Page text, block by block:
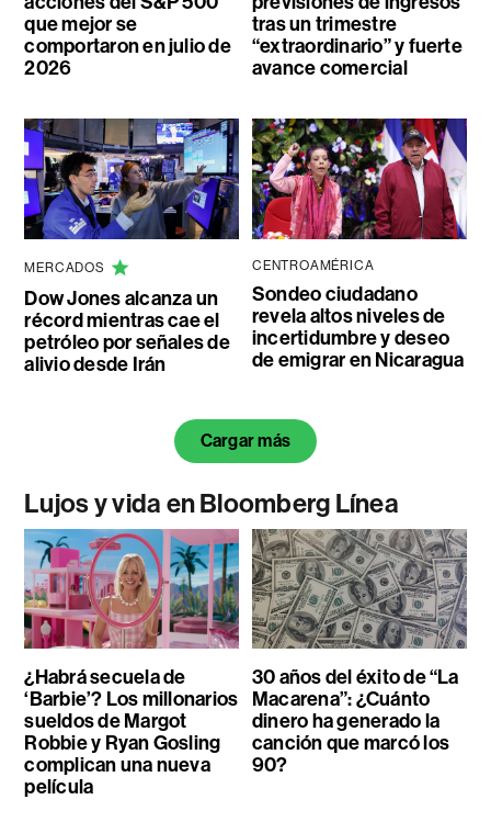
que mejor se
comportaron en julio de
2026
tras un trimestre
“extraordinario” y fuerte
avance comercial
MERCADOS
Dow Jones alcanza un
récord mientras cae el
petróleo por señales de
alivio desde Irán
CENTROAMÉRICA
Sondeo ciudadano
revela altos niveles de
incertidumbre y deseo
de emigrar en Nicaragua
Cargar más
Lujos y vida en Bloomberg Línea
¿Habrá secuela de
‘Barbie’? Los millonarios
sueldos de Margot
Robbie y Ryan Gosling
complican una nueva
película
30 años del éxito de “La
Macarena”: ¿Cuánto
dinero ha generado la
canción que marcó los
90?